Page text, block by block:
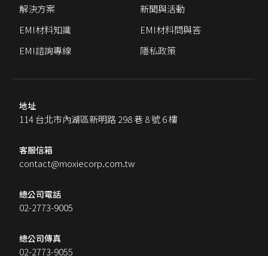
解決方案
新聞與活動
EMI材料知識
EMI材料問與答
EMI諮詢專線
隱私政策
地址
114 台北市內湖區新明路 298 巷 8 號 6 樓
客服信箱
contact@moxiecorp.com.tw
總公司電話
02-2773-9005
總公司傳真
02-2773-9055